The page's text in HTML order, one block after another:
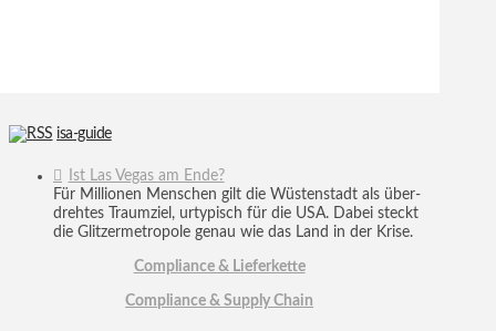
isa-guide
Ist Las Vegas am Ende?
Für Mil­lio­nen Men­schen gilt die Wüsten­stadt als über­
dreh­tes Traum­ziel, urty­pisch für die USA. Dabei steckt
die Glit­zer­me­tro­pole genau wie das Land in der Krise.
Compliance & Lieferkette
Compliance & Supply Chain